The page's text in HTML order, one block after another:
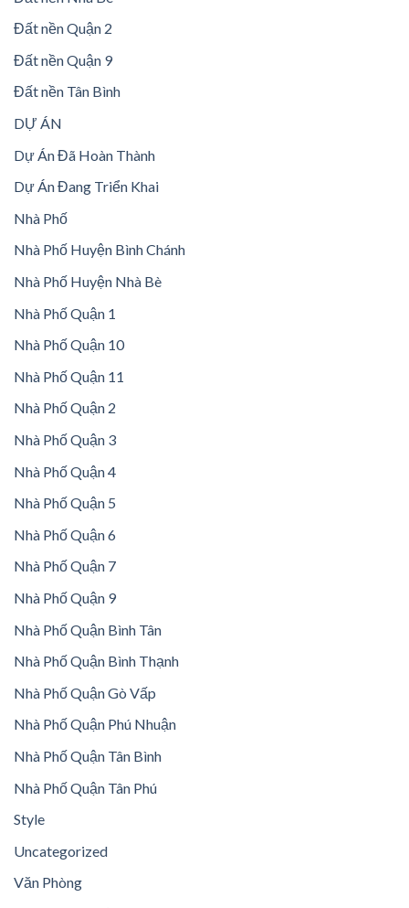
Đất nền Quận 2
Đất nền Quận 9
Đất nền Tân Bình
DỰ ÁN
Dự Án Đã Hoàn Thành
Dự Án Đang Triển Khai
Nhà Phố
Nhà Phố Huyện Bình Chánh
Nhà Phố Huyện Nhà Bè
Nhà Phố Quận 1
Nhà Phố Quận 10
Nhà Phố Quận 11
Nhà Phố Quận 2
Nhà Phố Quận 3
Nhà Phố Quận 4
Nhà Phố Quận 5
Nhà Phố Quận 6
Nhà Phố Quận 7
Nhà Phố Quận 9
Nhà Phố Quận Bình Tân
Nhà Phố Quận Bình Thạnh
Nhà Phố Quận Gò Vấp
Nhà Phố Quận Phú Nhuận
Nhà Phố Quận Tân Bình
Nhà Phố Quận Tân Phú
Style
Uncategorized
Văn Phòng